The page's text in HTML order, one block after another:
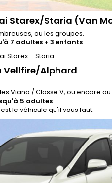
Starex/Staria (Van
ou les groupes.
7 adultes + 3 enfants.
Vellfire/Alphard
Viano / Classe V, ou encore
5 adultes.
le véhicule qu'il vous faut.